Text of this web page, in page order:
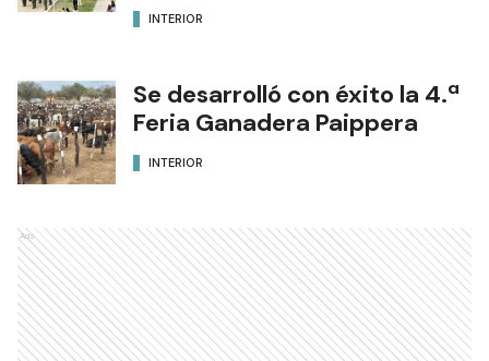
INTERIOR
Se desarrolló con éxito la 4.ª
Feria Ganadera Paippera
INTERIOR
Ads